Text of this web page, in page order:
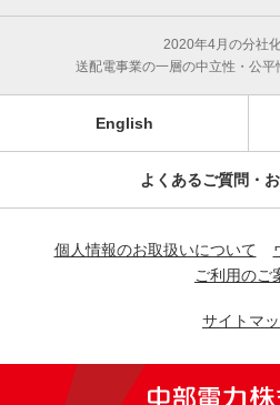
2020年4月の分社化
送配電事業の一層の中立性・公平
English
よくあるご質問・
個人情報のお取扱いについて
ご利用のご
サイトマ